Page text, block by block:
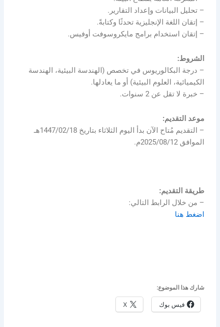
– تحليل البيانات وإعداد التقارير.
– إتقان اللغة الإنجليزية تحدثًا وكتابةً.
– إتقان استخدام برامج مايكروسوفت أوفيس.
الشروط:
– درجة البكالوريوس في تخصص (الهندسة البيئية، الهندسة
الكيميائية، العلوم البيئية) أو ما يعادلها.
– خبرة لا تقل عن 2 سنوات.
موعد التقديم:
– التقديم مُتاح الآن بدأ اليوم الثلاثاء بتاريخ 1447/02/18هـ
الموافق 2025/08/12م.
طريقة التقديم:
– من خلال الرابط التالي:
اضغط هنا
شارك هذا الموضوع:
فيس بوك X